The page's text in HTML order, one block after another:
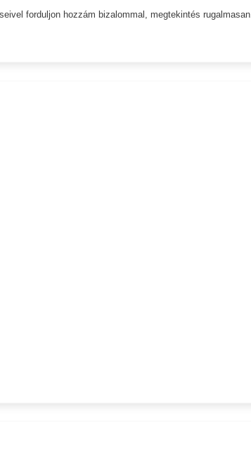
forduljon hozzám bizalommal, megtekintés rugalmasan.